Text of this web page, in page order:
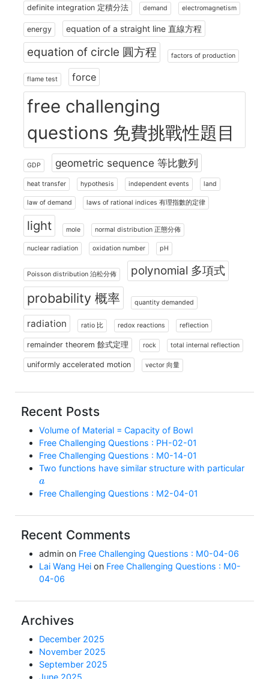
definite integration 定積分法 demand electromagnetism
energy equation of a straight line 直線方程
equation of circle 圓方程 factors of production
flame test force
free challenging
questions 免費挑戰性題目
GDP geometric sequence 等比數列
heat transfer hypothesis independent events land
law of demand laws of rational indices 有理指數的定律
light mole normal distribution 正態分佈
nuclear radiation oxidation number pH
Poisson distribution 泊松分佈 polynomial 多項式
probability 概率 quantity demanded
radiation ratio 比 redox reactions reflection
remainder theorem 餘式定理 rock total internal reflection
uniformly accelerated motion vector 向量
Recent Posts
Volume of Material = Capacity of Bowl
Free Challenging Questions : PH-02-01
Free Challenging Questions : M0-14-01
Two functions have similar structure with particular
a
Free Challenging Questions : M2-04-01
Recent Comments
admin on Free Challenging Questions : M0-04-06
Lai Wang Hei on Free Challenging Questions : M0-
04-06
Archives
December 2025
November 2025
September 2025
June 2025